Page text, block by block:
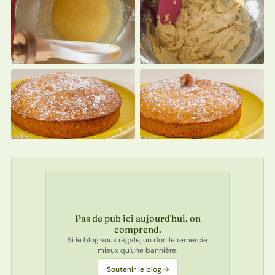
Pas de pub ici aujourd'hui, on
comprend.
Si le blog vous régale, un don le remercie
mieux qu'une bannière.
Soutenir le blog →